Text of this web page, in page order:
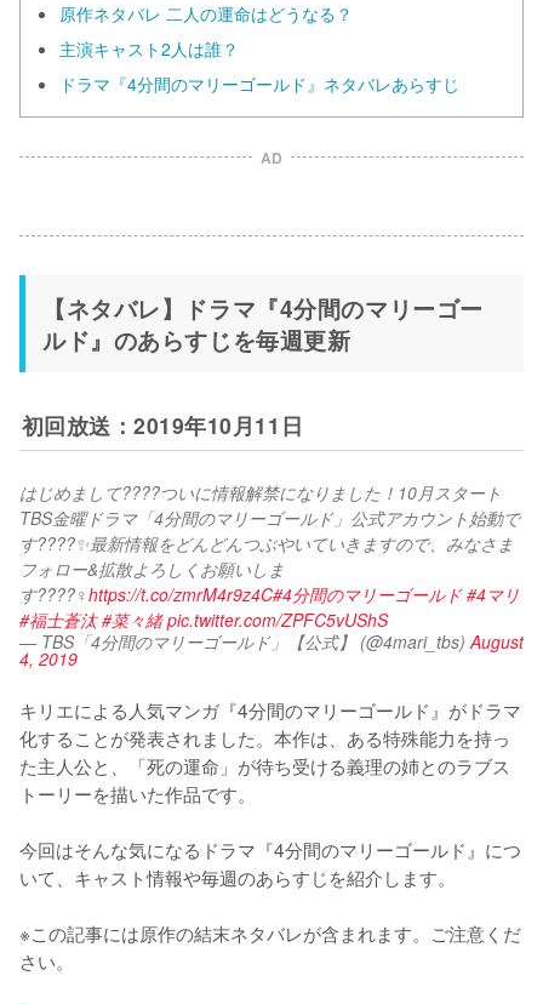
原作ネタバレ 二人の運命はどうなる？
主演キャスト2人は誰？
ドラマ『4分間のマリーゴールド』ネタバレあらすじ
AD
【ネタバレ】ドラマ『4分間のマリーゴー
ルド』のあらすじを毎週更新
初回放送：2019年10月11日
はじめまして????ついに情報解禁になりました！10月スタート
TBS金曜ドラマ「4分間のマリーゴールド」公式アカウント始動で
す????✨最新情報をどんどんつぶやいていきますので、みなさま
フォロー&拡散よろしくお願いしま
す????‍♀️ https://t.co/zmrM4r9z4C#4分間のマリーゴールド #4マリ
#福士蒼汰 #菜々緒 pic.twitter.com/ZPFC5vUShS
— TBS「4分間のマリーゴールド」【公式】 (@4mari_tbs)August
4, 2019
キリエによる人気マンガ『4分間のマリーゴールド』がドラマ
化することが発表されました。本作は、ある特殊能力を持っ
た主人公と、「死の運命」が待ち受ける義理の姉とのラブス
トーリーを描いた作品です。
今回はそんな気になるドラマ『4分間のマリーゴールド』につ
いて、キャスト情報や毎週のあらすじを紹介します。
※この記事には原作の結末ネタバレが含まれます。ご注意くだ
さい。